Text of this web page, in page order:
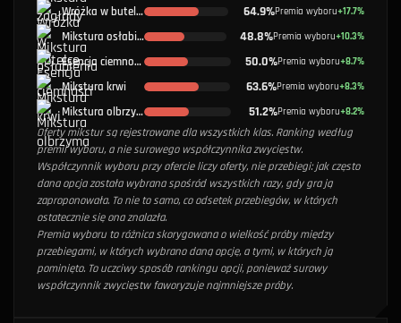
Wróżka w butelce 64.9%Premia wyboru+17.7%
Mikstura osłabienia 48.8%Premia wyboru+10.3%
Esencja ciemności 50.0%Premia wyboru+8.7%
Mikstura krwi 63.6%Premia wyboru+8.3%
Mikstura olbrzyma 51.2%Premia wyboru+8.2%
Oferty mikstur są rejestrowane dla wszystkich klas. Ranking według
premii wyboru, a nie surowego współczynnika zwycięstw.
Współczynnik wyboru przy ofercie liczy oferty, nie przebiegi: jak często
dana opcja została wybrana spośród wszystkich razy, gdy gra ją
zaproponowała. To nie to samo, co odsetek przebiegów, w których
ostatecznie się ona znalazła.
Premia wyboru to różnica skorygowana o wielkość próby między
przebiegami, w których wybrano daną opcję, a tymi, w których ją
pominięto. To uczciwy sposób rankingu opcji, ponieważ surowy
współczynnik zwycięstw faworyzuje najmniejsze próby.